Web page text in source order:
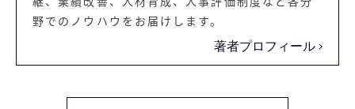
野でのノウハウをお届けします。
著者プロフィール